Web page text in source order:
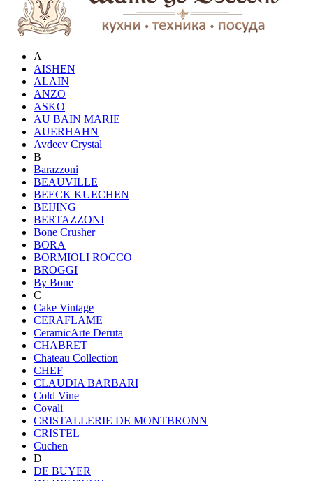
A
AISHEN
ALAIN
ANZO
ASKO
AU BAIN MARIE
AUERHAHN
Avdeev Crystal
B
Barazzoni
BEAUVILLE
BEECK KUECHEN
BEIJING
BERTAZZONI
Bone Crusher
BORA
BORMIOLI ROCCO
BROGGI
By Bone
C
Cake Vintage
CERAFLAME
CeramicArte Deruta
CHABRET
Chateau Collection
CHEF
CLAUDIA BARBARI
Cold Vine
Covali
CRISTALLERIE DE MONTBRONN
CRISTEL
Cuchen
D
DE BUYER